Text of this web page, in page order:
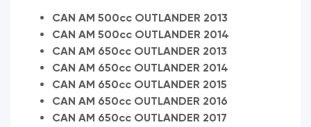
CAN AM 500cc OUTLANDER 2013
CAN AM 500cc OUTLANDER 2014
CAN AM 650cc OUTLANDER 2013
CAN AM 650cc OUTLANDER 2014
CAN AM 650cc OUTLANDER 2015
CAN AM 650cc OUTLANDER 2016
CAN AM 650cc OUTLANDER 2017